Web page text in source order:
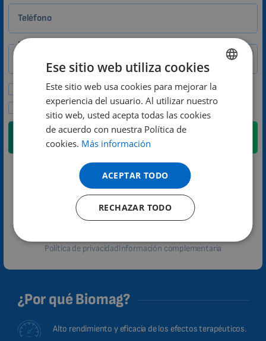
Teléfono
País
Deseo recibir ofertas especiales y noticias.
Acepto la política de privacidad.
En breve nos pondremos en contacto con usted.
Jana Kunová
Atención al cliente
Política de privacidadInformación complementaria
¿Por qué Biomag?
Alto rendimiento y eficacia de los efectos terapéuticos.
ENGLISH
DUTCH
GERMAN
SPANISH
FRENCH
CATALAN
MALAYSIAN
ROMANIAN
Ese sitio web utiliza cookies
Este sitio web usa cookies para mejorar la
experiencia del usuario. Al utilizar nuestro
sitio web, usted acepta todas las cookies
de acuerdo con nuestra Política de
cookies. Más información
ACEPTAR TODO
RECHAZAR TODO